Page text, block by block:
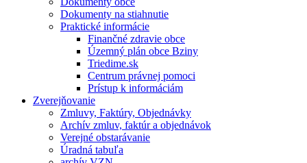
Dokumenty na stiahnutie
Praktické informácie
Finančné zdravie obce
Územný plán obce Bziny
Triedime.sk
Centrum právnej pomoci
Prístup k informáciám
Zverejňovanie
Zmluvy, Faktúry, Objednávky
Archív zmluv, faktúr a objednávok
Verejné obstarávanie
Úradná tabuľa